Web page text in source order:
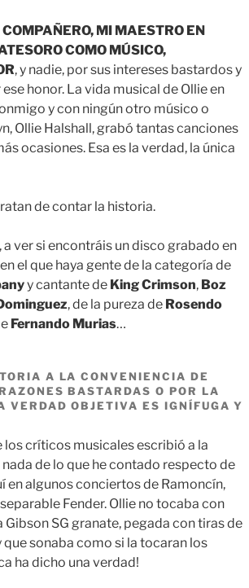
MI MAESTRO EN
COMO MÚSICO,
, y nadie, por sus intereses bastardos y
honor. La vida musical de Ollie en
y con ningún otro músico o
Ollie Halshall, grabó tantas canciones
ocasiones. Esa es la verdad, la única
de contar la historia.
ver si encontráis un disco grabado en
el que haya gente de la categoría de
y cantante de King Crimson, Boz
, de la pureza de Rosendo
Fernando Murias…
A LA CONVENIENCIA DE
BASTARDAS O POR LA
VERDAD OBJETIVA ES IGNÍFUGA Y
los críticos musicales escribió a la
de lo que he contado respecto de
en algunos conciertos de Ramoncín,
Fender. Ollie no tocaba con
Gibson SG granate, pegada con tiras de
sonaba como si la tocaran los
ha dicho una verdad!